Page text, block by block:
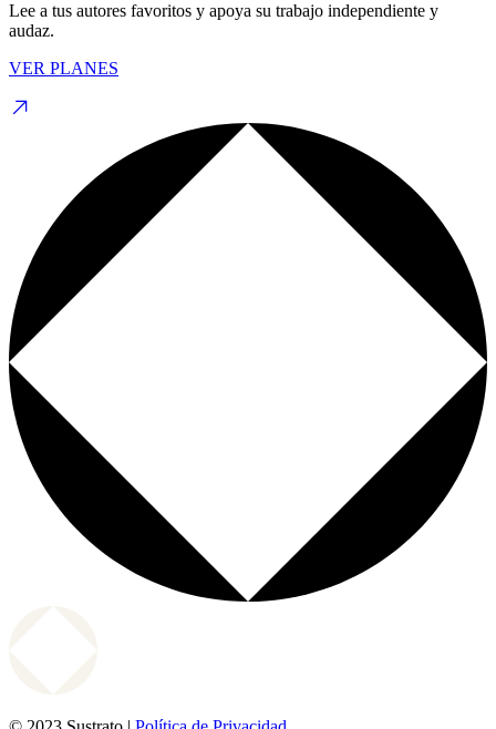
Lee a tus autores favoritos y apoya su trabajo independiente y
audaz.
VER PLANES